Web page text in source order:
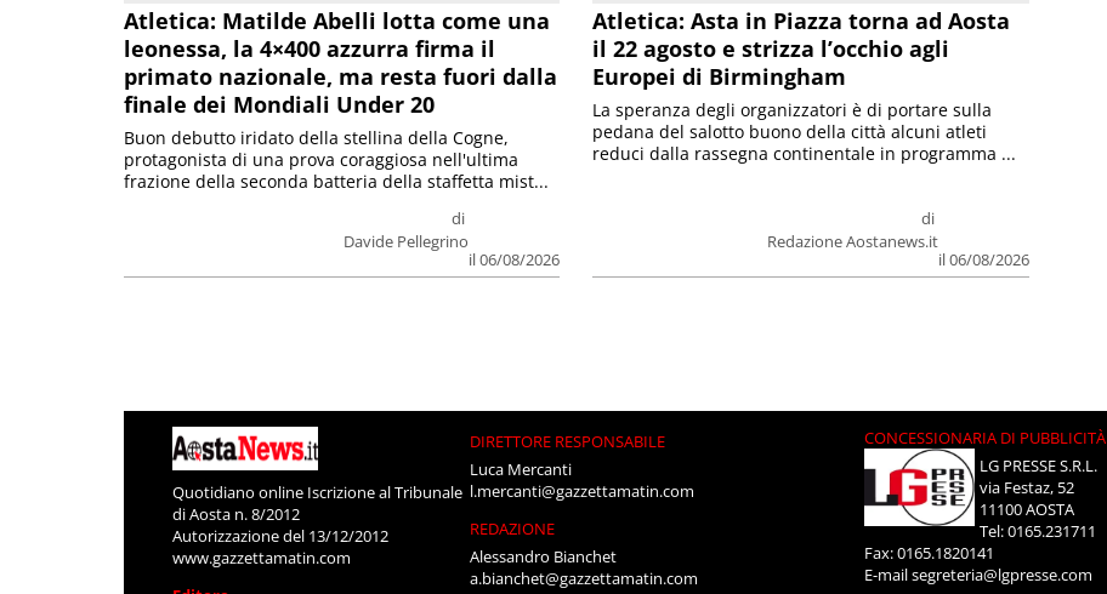
Atletica: Matilde Abelli lotta come una
leonessa, la 4×400 azzurra firma il
primato nazionale, ma resta fuori dalla
finale dei Mondiali Under 20
di
Davide Pellegrino
il 06/08/2026
Buon debutto iridato della stellina della Cogne,
protagonista di una prova coraggiosa nell'ultima
frazione della seconda batteria della staffetta mist...
Atletica: Asta in Piazza torna ad Aosta
il 22 agosto e strizza l’occhio agli
Europei di Birmingham
di
Redazione Aostanews.it
il 06/08/2026
La speranza degli organizzatori è di portare sulla
pedana del salotto buono della città alcuni atleti
reduci dalla rassegna continentale in programma ...
Quotidiano online Iscrizione al Tribunale
di Aosta n. 8/2012
Autorizzazione del 13/12/2012
www.gazzettamatin.com
DIRETTORE RESPONSABILE
Luca Mercanti
l.mercanti@gazzettamatin.com
REDAZIONE
Alessandro Bianchet
a.bianchet@gazzettamatin.com
CONCESSIONARIA DI PUBBLICITÀ
LG PRESSE S.R.L.
via Festaz, 52
11100 AOSTA
Tel: 0165.231711
Fax: 0165.1820141
E-mailsegreteria@lgpresse.com